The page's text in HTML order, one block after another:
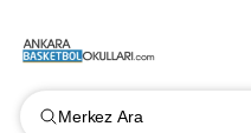
Merkez Ara